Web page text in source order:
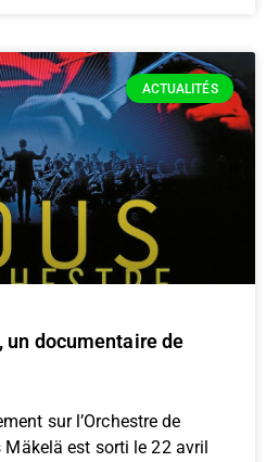
ACTUALITÉS
un documentaire de
sur l’Orchestre de
est sorti le 22 avril